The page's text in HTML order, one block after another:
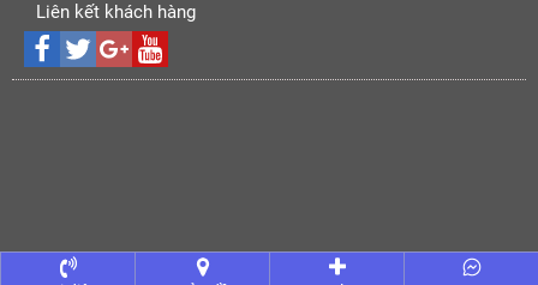
Liên kết khách hàng